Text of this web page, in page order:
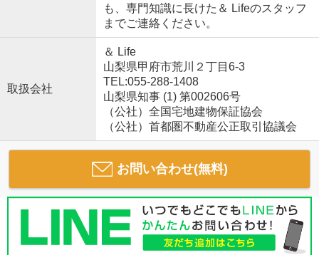
も、専門知識に長けた＆ Lifeのスタッフ
までご連絡ください。
取扱会社
＆ Life
山梨県甲府市荒川２丁目6-3
TEL:055-288-1408
山梨県知事 (1) 第002606号
（公社）全国宅地建物保証協会
（公社）首都圏不動産公正取引協議会
お問い合わせ(無料)